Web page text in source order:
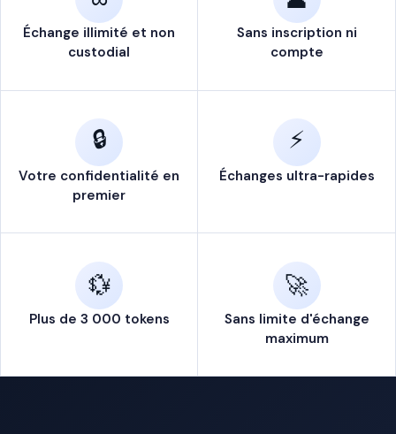
ÉCHANGE
Où devons-nous envoyer vos
Entrez l'adresse de votre portefeuille de
ADRESSE DU PORTEFEUILLE DE DESTINATION
🔒
Vos fonds vont directement à cette adresse.
Aucun compte requis — nous ne détenons
Échange illimité et non
custodial
Sans inscription ni
compte
🔒
Votre confidentialité en
premier
⚡
Échanges ultra-rapides
💱
Plus de 3 000 tokens
🚀
Sans limite d'échange
maximum